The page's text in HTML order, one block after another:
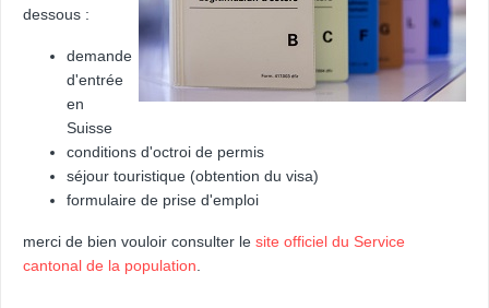
dessous :
demande
d'entrée
en
Suisse
conditions d'octroi de permis
séjour touristique (obtention du visa)
formulaire de prise d'emploi
merci de bien vouloir consulter le site officiel du Service
cantonal de la population